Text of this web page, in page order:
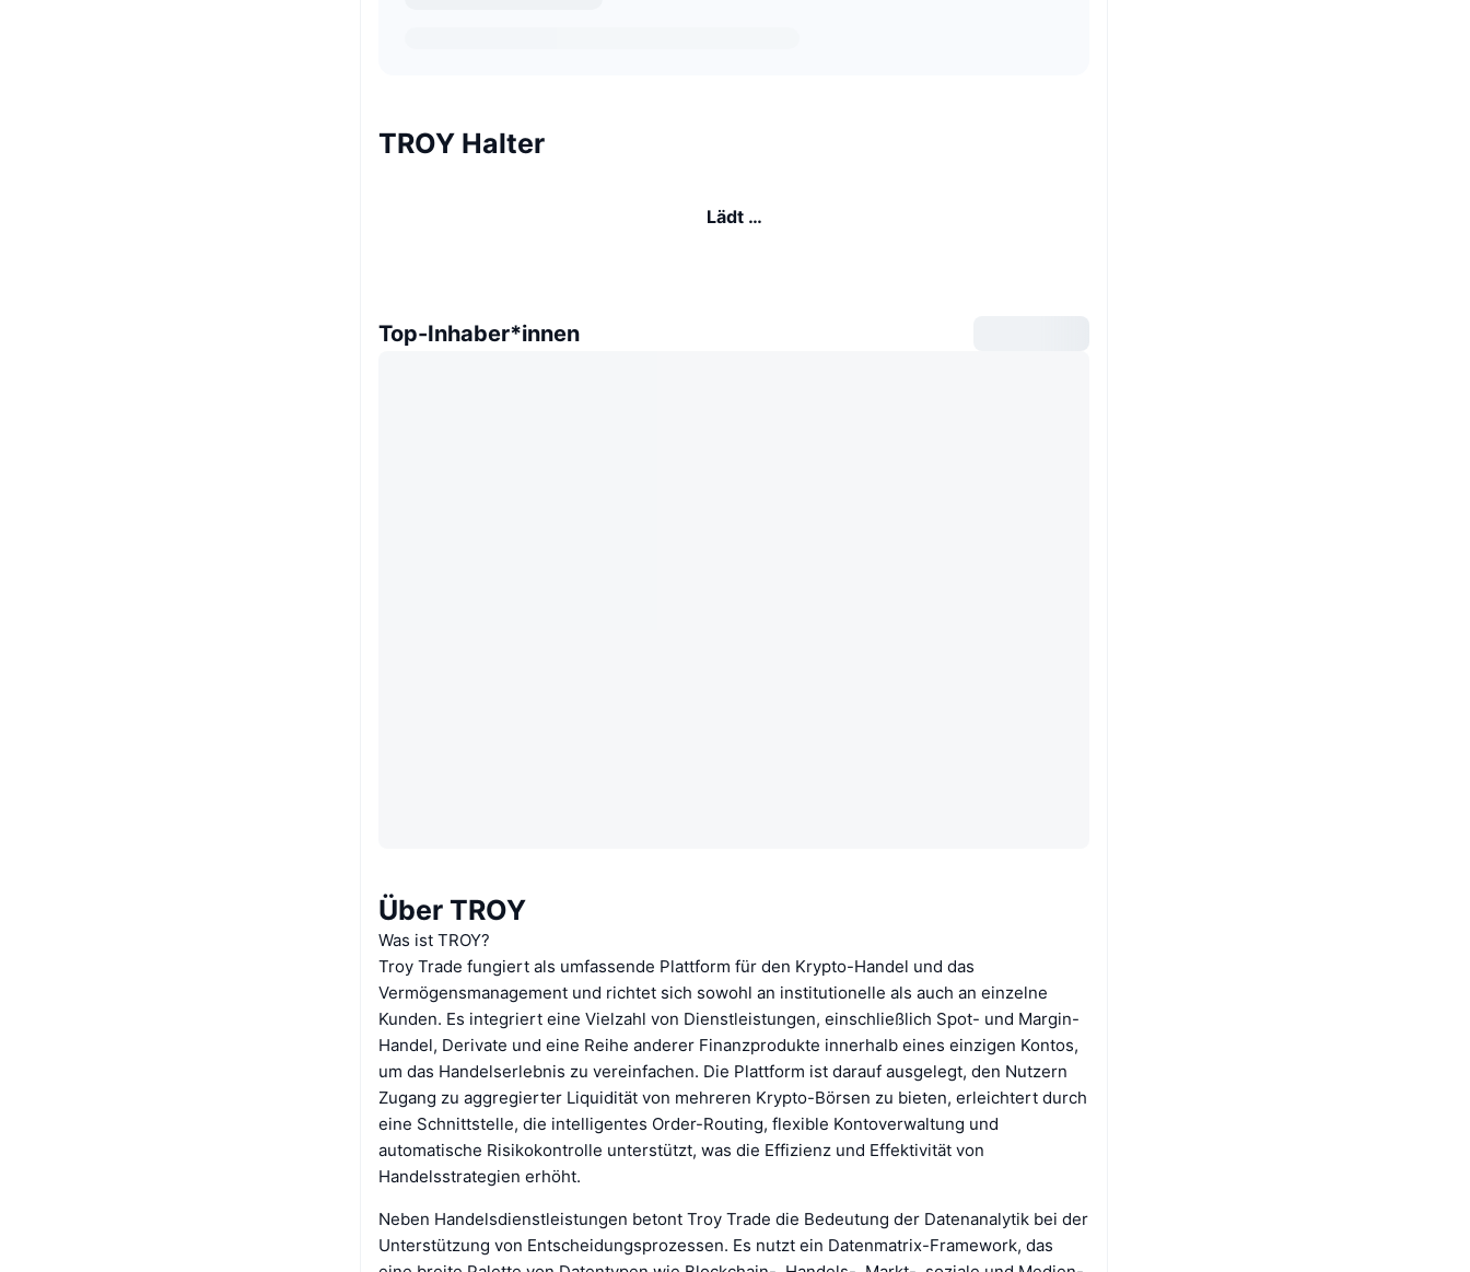
TROY Halter
Lädt …
Top-Inhaber*innen
Über TROY
Was ist TROY?
Troy Trade fungiert als umfassende Plattform für den Krypto-Handel und das
Vermögensmanagement und richtet sich sowohl an institutionelle als auch an einzelne
Kunden. Es integriert eine Vielzahl von Dienstleistungen, einschließlich Spot- und Margin-
Handel, Derivate und eine Reihe anderer Finanzprodukte innerhalb eines einzigen Kontos,
um das Handelserlebnis zu vereinfachen. Die Plattform ist darauf ausgelegt, den Nutzern
Zugang zu aggregierter Liquidität von mehreren Krypto-Börsen zu bieten, erleichtert durch
eine Schnittstelle, die intelligentes Order-Routing, flexible Kontoverwaltung und
automatische Risikokontrolle unterstützt, was die Effizienz und Effektivität von
Handelsstrategien erhöht.
Neben Handelsdienstleistungen betont Troy Trade die Bedeutung der Datenanalytik bei der
Unterstützung von Entscheidungsprozessen. Es nutzt ein Datenmatrix-Framework, das